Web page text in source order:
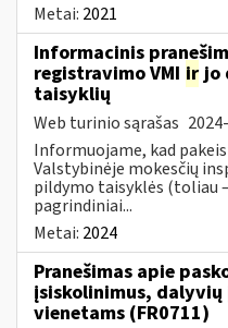
Metai: 2021
Informacinis
registravimo VMI irjo
taisyklių
Web turinio sąrašas
Informuojame, kad
Valstybinėje mokesčių
pildymo taisyklės (toliau
pagrindiniai...
Metai: 2024
Pranešimas apie
įsiskolinimus, dalyvių
vienetams (FR0711)